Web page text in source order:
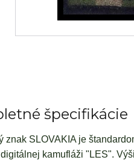
špecifikácie
znak SLOVAKIA je
kamufláži "LES".